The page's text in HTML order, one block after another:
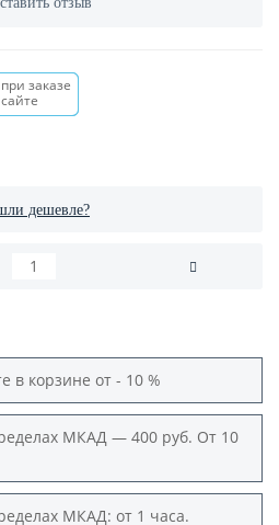
заказе
дешевле?
в корзине от - 10 %
МКАД — 400 руб. От 10
МКАД: от 1 часа.